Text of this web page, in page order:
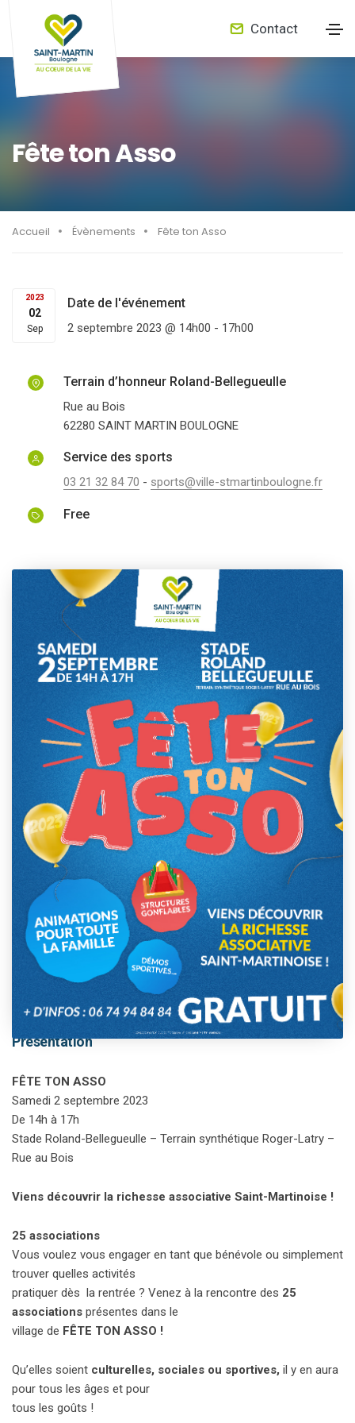
Contact
Fête ton Asso
Accueil Évènements Fête ton Asso
2023
02
Sep
Date de l'événement
2 septembre 2023 @ 14h00 - 17h00
Terrain d’honneur Roland-Bellegueulle
Rue au Bois
62280 SAINT MARTIN BOULOGNE
Service des sports
03 21 32 84 70 - sports@ville-stmartinboulogne.fr
Free
Présentation
FÊTE TON ASSO
Samedi 2 septembre 2023
De 14h à 17h
Stade Roland-Bellegueulle – Terrain synthétique Roger-Latry –
Rue au Bois
Viens découvrir la richesse associative Saint-Martinoise !
25 associations
Vous voulez vous engager en tant que bénévole ou simplement
trouver quelles activités
pratiquer dès la rentrée ? Venez à la rencontre des 25
associations présentes dans le
village de FÊTE TON ASSO !
Qu’elles soient culturelles, sociales ou sportives, il y en aura
pour tous les âges et pour
tous les goûts !